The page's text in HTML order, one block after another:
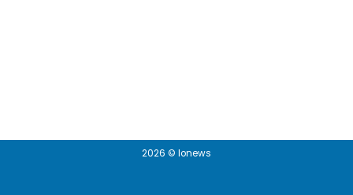
2026 © Ionews